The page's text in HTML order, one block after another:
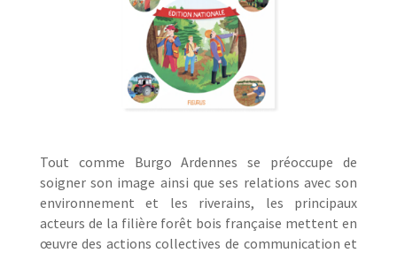
Tout comme Burgo Ardennes se préoccupe de
soigner son image ainsi que ses relations avec son
environnement et les riverains, les principaux
acteurs de la filière forêt bois française mettent en
œuvre des actions collectives de communication et